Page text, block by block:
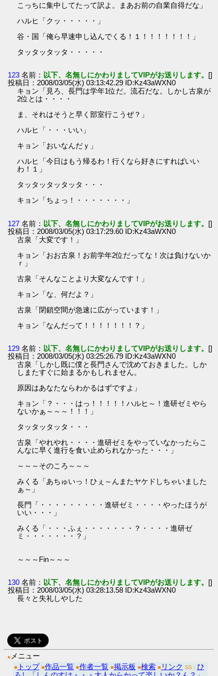
こっちに集中してたって訳よ。まあお前の自業自得だな」
ハルヒ「クッ・・・・・」
谷・国「俺ら早速申し込んでくる！１！！！！！！！」
タッタッタッタ・・・・・
123 名前： 以下、名無しにかわりましてVIPがお送りします。 []
投稿日：2008/03/05(水) 03:13:42.29 ID:Kz43aWXN0
キョン「見ろ、長門は学年1位だ。流石だな。しかし古泉が
2位とは・・・・
ま、それはそうと早く部室行こうぜ？」
ハルヒ「・・・いい」
キョン「おいなんだｙ」
ハルヒ「今日はもう帰るわ！行くなら好きにすればいい
わ！１」
タッタッタッタッタ・・・
キョン「ちょっ！・・・・・・・」
127 名前： 以下、名無しにかわりましてVIPがお送りします。 []
投稿日：2008/03/05(水) 03:17:29.60 ID:Kz43aWXN0
古泉「大変です！」
キョン「おお古泉！お前学年2位だってな！次は負けないか
ｒ」
古泉「そんなことより大変なんです！」
キョン「な、何だよ？」
古泉「閉鎖空間が急速に広がっています！」
キョン「なんだって！！！！！！！？」
129 名前： 以下、名無しにかわりましてVIPがお送りします。 []
投稿日：2008/03/05(水) 03:25:26.79 ID:Kz43aWXN0
古泉「しかし既に僕と長門さんで沈めておきました。しか
しまたすぐに始まるかもしれません。
原因はあなたならわかるはずですよ」
キョン「？・・・はっ！！！！！ハルヒ～！進研ゼミやら
ないかぁ～～～！！！」
タッタッタッタ・・・
古泉「やれやれ・・・・進研ゼミをやっていなかったらこ
んなに早く進行を食い止められなかった・・・」
～～～そのころ～～～
みくる「あちゅいっ！ひぇ～んまたヤケドしちゃいました
ぁ～」
長門「・・・・・・・・・進研ゼミ・・・・やったほうが
いい・・・」
みくる「・・・ふぇ・・・・・・・？・・・・進研ゼ
ミ・・・・・・・？」
～～～Fin～～～
130 名前： 以下、名無しにかわりましてVIPがお送りします。 []
投稿日：2008/03/05(水) 03:28:13.58 ID:Kz43aWXN0
長々と失礼しやした
● メニュー
■ トップ ■作品一覧 ■作者一覧 ■掲示板 ■検索 ■ リンク SS： ひ